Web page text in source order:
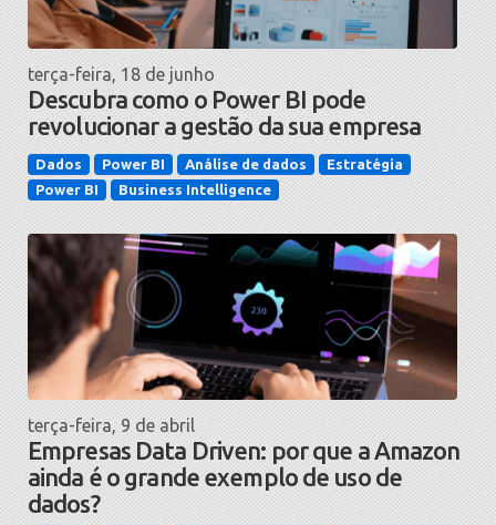
terça-feira, 18 de junho
Descubra como o Power BI pode
revolucionar a gestão da sua empresa
Dados Power BI Análise de dados
Estratégia
Power BI
Business Intelligence
terça-feira, 9 de abril
Empresas Data Driven: por que a Amazon
ainda é o grande exemplo de uso de
dados?